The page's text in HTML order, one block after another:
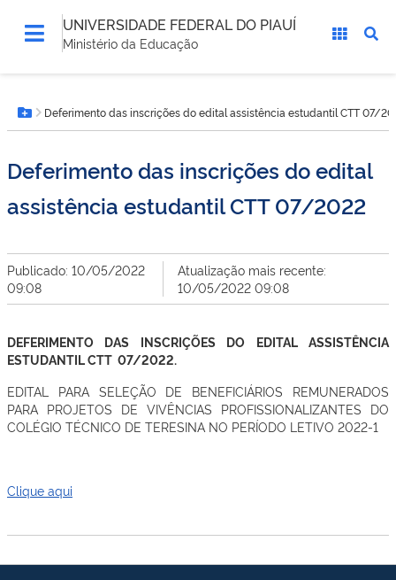
UNIVERSIDADE FEDERAL DO PIAUÍ
Ministério da Educação
está
aqui:Botão Menu
Deferimento das inscrições do edital assistência estudantil CTT 07/
Deferimento das inscrições do edital
assistência estudantil CTT 07/2022
Publicado: 10/05/2022
09:08
Atualização mais recente:
10/05/2022 09:08
DEFERIMENTO DAS INSCRIÇÕES DO EDITAL ASSISTÊNCIA
ESTUDANTIL CTT 07/2022.
EDITAL PARA SELEÇÃO DE BENEFICIÁRIOS REMUNERADOS
PARA PROJETOS DE VIVÊNCIAS PROFISSIONALIZANTES DO
COLÉGIO TÉCNICO DE TERESINA NO PERÍODO LETIVO 2022-1
Clique aqui